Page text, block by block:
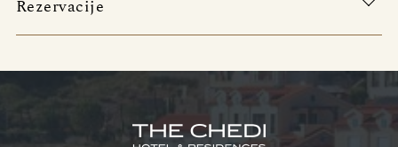
Rezervacije